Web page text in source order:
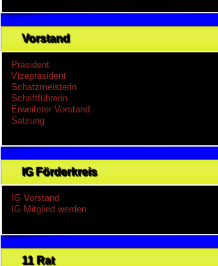
Vorstand
Präsident
Vizepräsident
Schatzmeisterin
Schriftführerin
Erweiteter Vorstand
Satzung
IG Förderkreis
IG Vorstand
IG Mitglied werden
11 Rat